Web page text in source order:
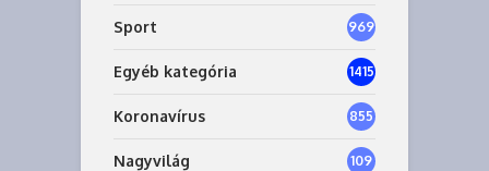
Sport 969
Egyéb kategória 1415
Koronavírus 855
Nagyvilág
109